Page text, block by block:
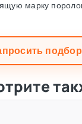
марку
подбор